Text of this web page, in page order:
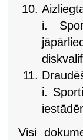
i.
i.
Visi